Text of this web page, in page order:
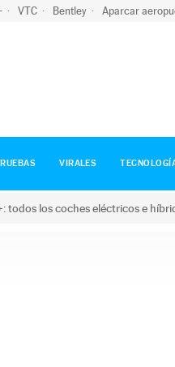
VTC Bentley Aparcar
VIRALES
todos los coches eléctricos e